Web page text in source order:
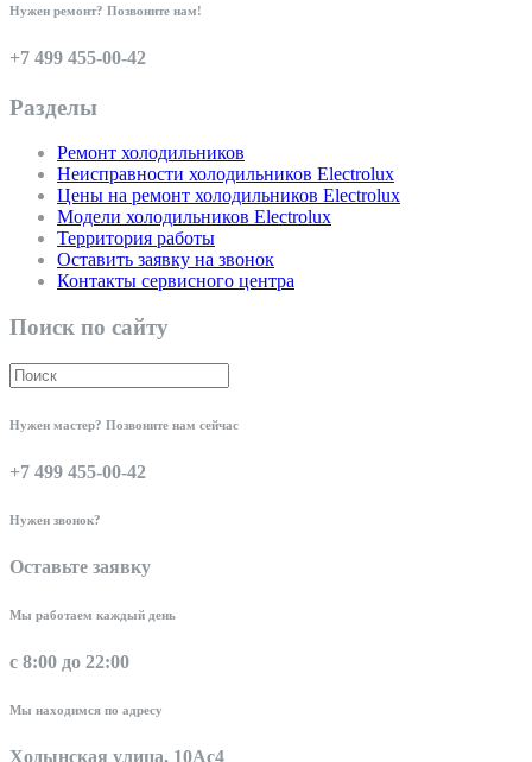
Нужен ремонт? Позвоните нам!
+7 499 455-00-42
Разделы
Ремонт холодильников
Неисправности холодильников Electrolux
Цены на ремонт холодильников Electrolux
Модели холодильников Electrolux
Территория работы
Оставить заявку на звонок
Контакты сервисного центра
Поиск по сайту
Нужен мастер? Позвоните нам сейчас
+7 499 455-00-42
Нужен звонок?
Оставьте заявку
Мы работаем каждый день
с 8:00 до 22:00
Мы находимся по адресу
Ходынская улица, 10Ас4